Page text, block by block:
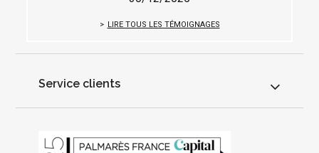
LIRE TOUS LES TÉMOIGNAGES
Service clients